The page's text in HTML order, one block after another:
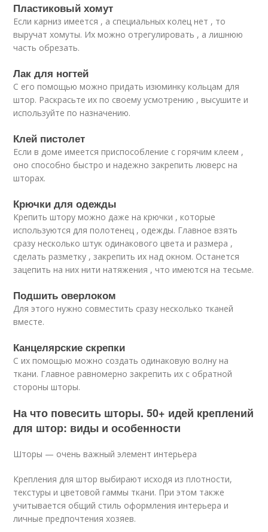
Пластиковый хомут
Если карниз имеется , а специальных колец нет , то
выручат хомуты. Их можно отрегулировать , а лишнюю
часть обрезать.
Лак для ногтей
С его помощью можно придать изюминку кольцам для
штор. Раскрасьте их по своему усмотрению , высушите и
используйте по назначению.
Клей пистолет
Если в доме имеется приспособление с горячим клеем ,
оно способно быстро и надежно закрепить люверс на
шторах.
Крючки для одежды
Крепить штору можно даже на крючки , которые
используются для полотенец , одежды. Главное взять
сразу несколько штук одинакового цвета и размера ,
сделать разметку , закрепить их над окном. Останется
зацепить на них нити натяжения , что имеются на тесьме.
Подшить оверлоком
Для этого нужно совместить сразу несколько тканей
вместе.
Канцелярские скрепки
С их помощью можно создать одинаковую волну на
ткани. Главное равномерно закрепить их с обратной
стороны шторы.
На что повесить шторы. 50+ идей креплений
для штор: виды и особенности
Шторы — очень важный элемент интерьера
Крепления для штор выбирают исходя из плотности,
текстуры и цветовой гаммы ткани. При этом также
учитывается общий стиль оформления интерьера и
личные предпочтения хозяев.